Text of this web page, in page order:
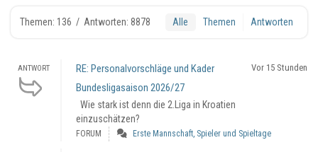
Themen: 136 / Antworten: 8878 Alle Themen Antworten
ANTWORT
RE: Personalvorschläge und Kader
Bundesligasaison 2026/27
Wie stark ist denn die 2.Liga in Kroatien
einzuschätzen?
Vor 15 Stunden
FORUM Erste Mannschaft, Spieler und Spieltage